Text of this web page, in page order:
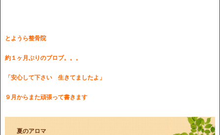
とようら整骨院
約１ヶ月ぶりのブロブ。。。
「安心して下さい 生きてましたよ」
９月からまた頑張って書きます
夏のアロマ